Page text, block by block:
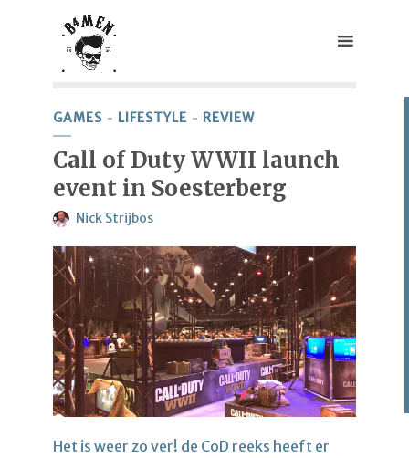
GAMES LIFESTYLE REVIEW
Call of Duty WWII launch
event in Soesterberg
Nick Strijbos
Het is weer zo ver! de CoD reeks heeft er